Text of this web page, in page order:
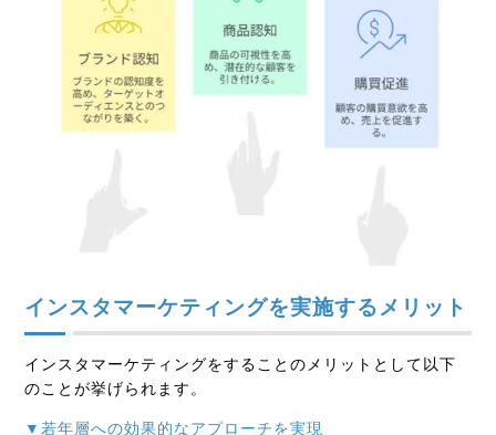
インスタマーケティングを実施するメリット
インスタマーケティングをすることのメリットとして以下
のことが挙げられます。
▼若年層への効果的なアプローチを実現